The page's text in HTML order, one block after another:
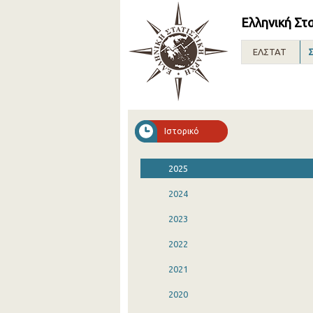
Ελληνική
ΕΛΣΤΑΤ
Ιστορικό
2025
2024
2023
2022
2021
2020